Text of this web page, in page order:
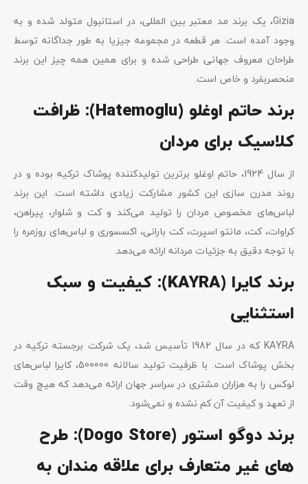
Gizia، یک برند مد معتبر بین المللی، در استانبول متولد شده و به
وجود آمده است. هر قطعه در مجموعه جیزیا به طور جداگانه توسط
طراحان معروف جهانی طراحی شده و برای همین همه چیز این برند
منحصربفرد و خاص است.
برند حاتم اوغلو (Hatemoglu): ظرافت
کلاسیک برای مردان
از سال 1924، حاتم اوغلو برترین تولیدکننده پوشاک ترکیه بوده و در
روند مدرن سازی این کشور مشارکت زیادی داشته است. این برند
لباس‌های مخصوص مردان را تولید می‌کند و کت و شلوار، پیراهن،
کراوات، کت، مانتو اسپرت، کت بارانی، اکسسوری و لباس‌های روزمره را
با توجه دقیق به جزئیات مردانه ارائه می‌دهد.
برند کایرا (KAYRA): کیفیت و سبک
استثنایی
KAYRA که در سال 1982 تأسیس شد، یک شرکت برجسته ترکیه در
بخش پوشاک است. با ظرفیت تولید سالانه 500000، کایرا لباس‌های
لوکس را به هزاران مشتری در سراسر جهان ارائه می‌دهد که هیچ وقت
از تعهد و کیفیت آن کم نشده و نمی‌شود.
برند دوگو استور (Dogo Store): طرح
های غیر متعارف برای علاقه مندان به